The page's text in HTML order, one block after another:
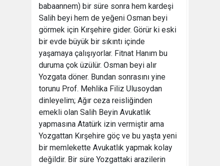
babaannem) bir süre sonra hem kardeşi
Salih beyi hem de yeğeni Osman beyi
görmek için Kırşehire gider. Görür ki eski
bir evde büyük bir sıkıntı içinde
yaşamaya çalışıyorlar. Fitnat Hanım bu
duruma çok üzülür. Osman beyi alır
Yozgata döner. Bundan sonrasını yine
torunu Prof. Mehlika Filiz Ulusoydan
dinleyelim; Ağır ceza reisliğinden
emekli olan Salih Beyin Avukatlık
yapmasına Atatürk izin vermiştir ama
Yozgattan Kırşehire göç ve bu yaşta yeni
bir memlekette Avukatlık yapmak kolay
değildir. Bir süre Yozgattaki arazilerin